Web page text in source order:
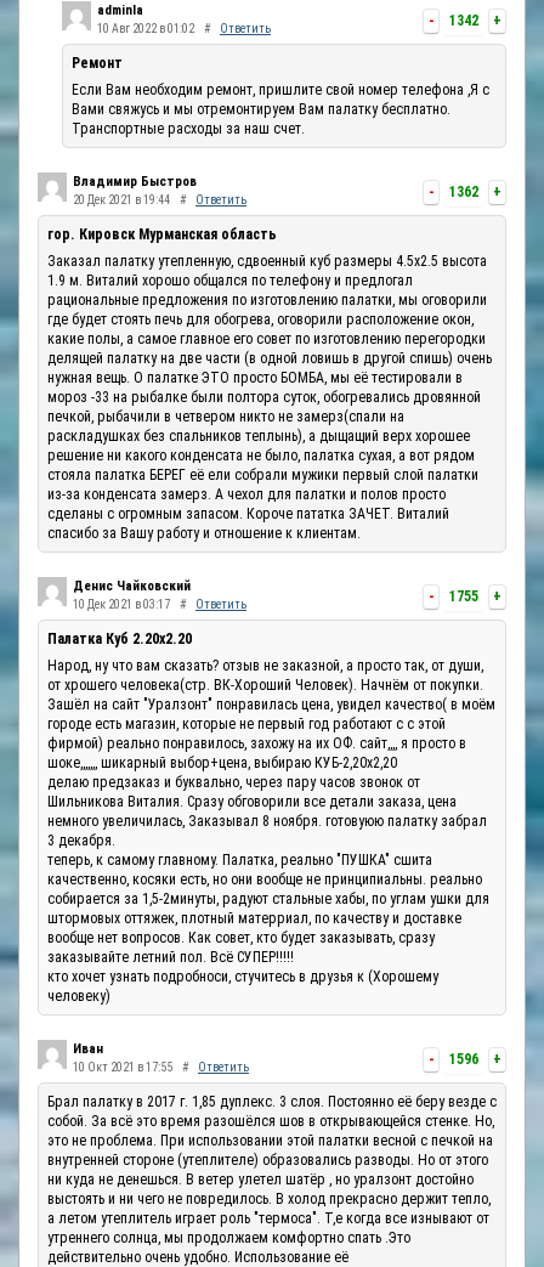
- 1342 +
adminla
10 Авг 2022 в 01:02 # Ответить
Ремонт
Если Вам необходим ремонт, пришлите свой номер телефона ,Я с
Вами свяжусь и мы отремонтируем Вам палатку бесплатно.
Транспортные расходы за наш счет.
- 1362 +
Владимир Быстров
20 Дек 2021 в 19:44 # Ответить
гор. Кировск Мурманская область
Заказал палатку утепленную, сдвоенный куб размеры 4.5х2.5 высота
1.9 м. Виталий хорошо общался по телефону и предлогал
рациональные предложения по изготовлению палатки, мы оговорили
где будет стоять печь для обогрева, оговорили расположение окон,
какие полы, а самое главное его совет по изготовлению перегородки
делящей палатку на две части (в одной ловишь в другой спишь) очень
нужная вещь. О палатке ЭТО просто БОМБА, мы её тестировали в
мороз -33 на рыбалке были полтора суток, обогревались дровянной
печкой, рыбачили в четвером никто не замерз(спали на
раскладушках без спальников теплынь), а дыщащий верх хорошее
решение ни какого конденсата не было, палатка сухая, а вот рядом
стояла палатка БЕРЕГ её ели собрали мужики первый слой палатки
из-за конденсата замерз. А чехол для палатки и полов просто
сделаны с огромным запасом. Короче пататка ЗАЧЕТ. Виталий
спасибо за Вашу работу и отношение к клиентам.
- 1755 +
Денис Чайковский
10 Дек 2021 в 03:17 # Ответить
Палатка Куб 2.20x2.20
Народ, ну что вам сказать? отзыв не заказной, а просто так, от души,
от хрошего человека(стр. ВК-Хороший Человек). Начнём от покупки.
Зашёл на сайт "Уралзонт" понравилась цена, увидел качество( в моём
городе есть магазин, которые не первый год работают с с этой
фирмой) реально понравилось, захожу на их ОФ. сайт,,,, я просто в
шоке,,,,,,, шикарный выбор+цена, выбираю КУБ-2,20х2,20
делаю предзаказ и буквально, через пару часов звонок от
Шильникова Виталия. Сразу обговорили все детали заказа, цена
немного увеличилась, Заказывал 8 ноября. готовуюю палатку забрал
3 декабря.
теперь, к самому главному. Палатка, реально "ПУШКА" сшита
качественно, косяки есть, но они вообще не принципиальны. реально
собирается за 1,5-2минуты, радуют стальные хабы, по углам ушки для
штормовых оттяжек, плотный матерриал, по качеству и доставке
вообще нет вопросов. Как совет, кто будет заказывать, сразу
заказывайте летний пол. Всё СУПЕР!!!!!
кто хочет узнать подробноси, стучитесь в друзья к (Хорошему
человеку)
- 1596 +
Иван
10 Окт 2021 в 17:55 # Ответить
Брал палатку в 2017 г. 1,85 дуплекс. 3 слоя. Постоянно её беру везде с
собой. За всё это время разошёлся шов в открывающейся стенке. Но,
это не проблема. При использовании этой палатки весной с печкой на
внутренней стороне (утеплителе) образовались разводы. Но от этого
ни куда не денешься. В ветер улетел шатёр , но уралзонт достойно
выстоять и ни чего не повредилось. В холод прекрасно держит тепло,
а летом утеплитель играет роль "термоса". Т,е когда все изнывают от
утреннего солнца, мы продолжаем комфортно спать .Это
действительно очень удобно. Использование её